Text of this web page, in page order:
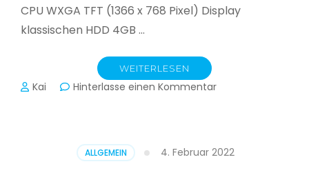
CPU WXGA TFT (1366 x 768 Pixel) Display
klassischen HDD 4GB …
WEITERLESEN
Kai Hinterlasse einen Kommentarzu
ALLGEMEIN 4. Februar 2022